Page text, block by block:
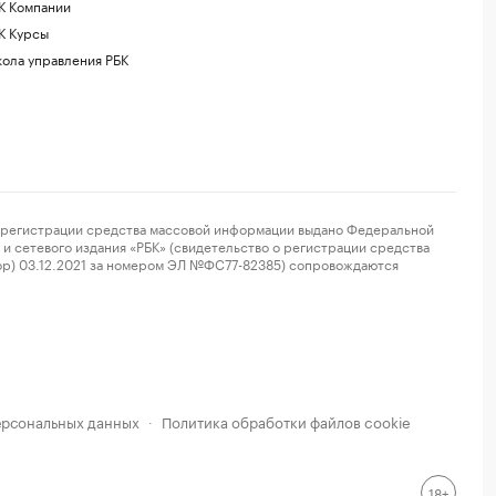
Компании
Курсы
управления РБК
средства массовой информации выдано Федеральной
издания «РБК» (свидетельство о регистрации средства
03.12.2021 за номером ЭЛ №ФС77-82385) сопровождаются
данных · Политика обработки файлов cookie